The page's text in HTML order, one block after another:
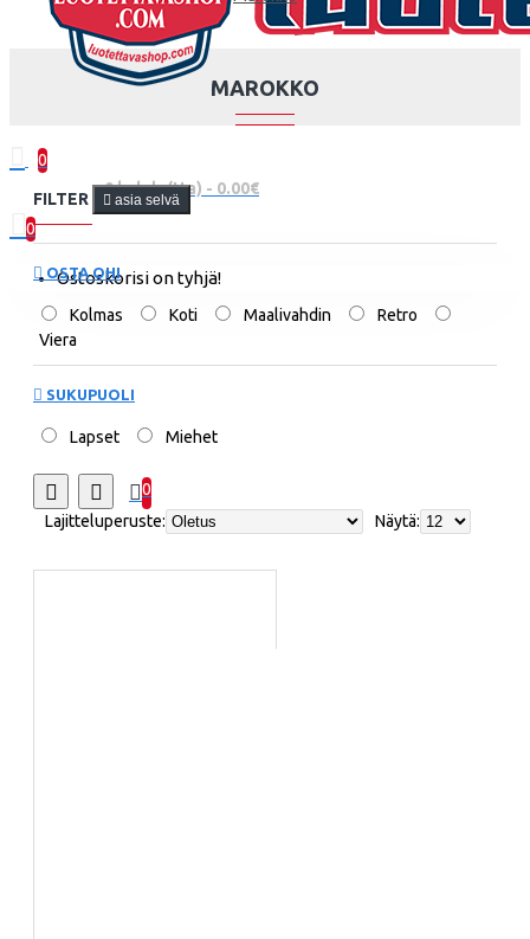
0
0 kohde(tta) - 0.00€
0
Ostoskorisi on tyhjä!
MAROKKO
FILTER asia selvä
OSTA OHI
Kolmas Koti Maalivahdin
Retro
Viera
SUKUPUOLI
Lapset Miehet
0
Lajitteluperuste:
Näytä: